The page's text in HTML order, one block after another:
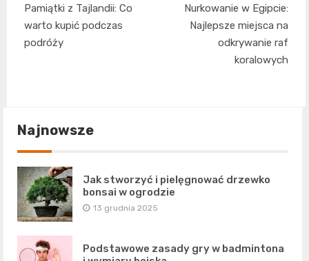
wpisu
Pamiątki z Tajlandii: Co
warto kupić podczas
podróży
Nurkowanie w Egipcie:
Najlepsze miejsca na
odkrywanie raf
koralowych
Najnowsze
Jak stworzyć i pielęgnować drzewko
bonsai w ogrodzie
13 grudnia 2025
Podstawowe zasady gry w badmintona